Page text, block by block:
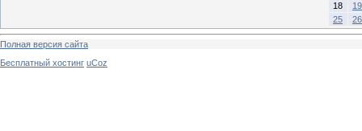
18
19
25
26
Полная версия сайта
Бесплатный хостинг uCoz